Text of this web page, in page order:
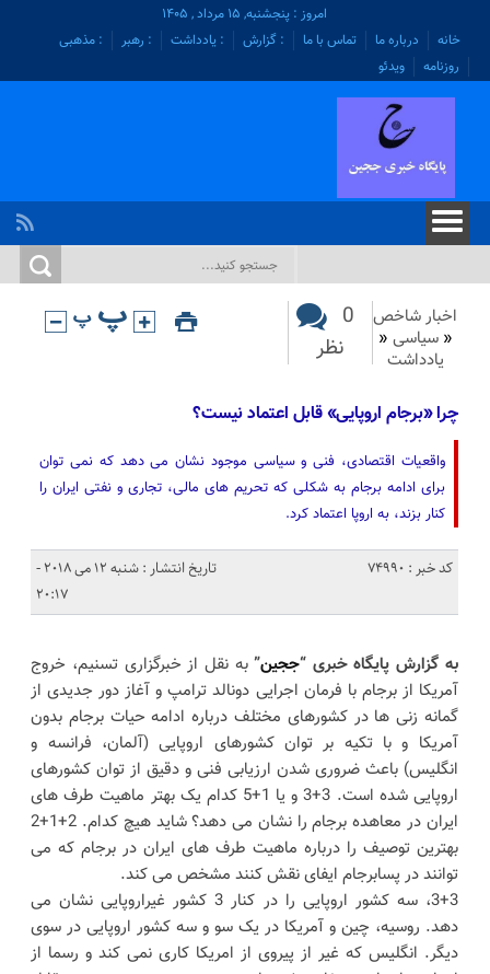
امروز : پنجشنبه, ۱۵ مرداد , ۱۴۰۵
خانه
درباره ما تماس با ما : گزارش : یادداشت : رهبر
: مذهبی
روزنامه
ویدئو
اخبار شاخص
« سیاسی «
یادداشت
0
نظر
چرا «برجام اروپایی» قابل اعتماد نیست؟
واقعیات اقتصادی، فنی و سیاسی موجود نشان می دهد که نمی توان
برای ادامه برجام به شکلی که تحریم های مالی، تجاری و نفتی ایران را
کنار بزند، به اروپا اعتماد کرد.
کد خبر : 74990
تاریخ انتشار : شنبه 12 می 2018 -
20:17
به گزارش پایگاه خبری “ججین”به نقل از خبرگزاری تسنیم، خروج
آمریکا از برجام با فرمان اجرایی دونالد ترامپ و آغاز دور جدیدی از
گمانه زنی ها در کشورهای مختلف درباره ادامه حیات برجام بدون
آمریکا و با تکیه بر توان کشورهای اروپایی (آلمان، فرانسه و
انگلیس) باعث ضروری شدن ارزیابی فنی و دقیق از توان کشورهای
اروپایی شده است. 3+3 و یا 1+5 کدام یک بهتر ماهیت طرف های
ایران در معاهده برجام را نشان می دهد؟ شاید هیچ کدام. 2+1+2
بهترین توصیف را درباره ماهیت طرف های ایران در برجام که می
توانند در پسابرجام ایفای نقش کنند مشخص می کند.
3+3، سه کشور اروپایی را در کنار 3 کشور غیراروپایی نشان می
دهد. روسیه، چین و آمریکا در یک سو و سه کشور اروپایی در سوی
دیگر. انگلیس که غیر از پیروی از امریکا کاری نمی کند و رسما از